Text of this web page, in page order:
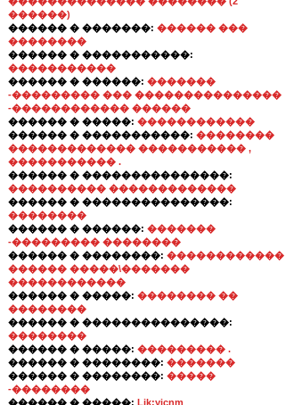
������)
������ � �������: ������ ���
��������
������ � �����������:
�����������
������ � ������: �������
-��������� ��� ���������������
-������������ ������
������ � �����: ������������
������ � �����������: ��������
������������� ����������� ,
����������� .
������ � ���������������:
���������� �������������
������ � ���������������:
��������
������ � ������: �������
-��������� ��������
������ � ��������: ������������
������ �����\�������
������������
������ � �����: �������� ��
��������
������ � ���������������:
��������
������ � �����: ��������� .
������ � ��������: �������
������ � ��������: �����
-��������
������ � �����: Ljk;yjcnm